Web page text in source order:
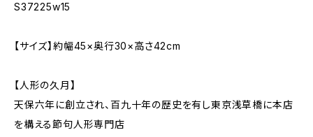
S37225w15
【サイズ】約幅45×奥行30×高さ42cm
【人形の久月】
天保六年に創立され、百九十年の歴史を有し東京浅草橋に本店
を構える節句人形専門店